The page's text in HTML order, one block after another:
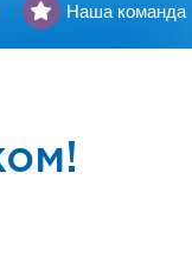
Наша команда